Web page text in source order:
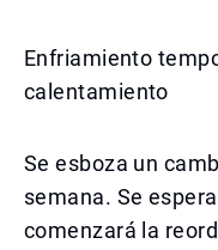
Enfriamiento
calentamiento
Se esboza un
semana. Se
comenzará la